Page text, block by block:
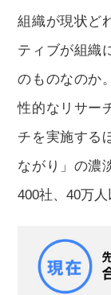
組織が現状ど
ティブが組織
のものなのか
性的なリサー
チを実施する
ながり」の濃
400社、40万